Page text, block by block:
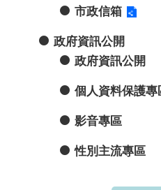
市政信箱
政府資訊公開
政府資訊公開
個人資料保護專
影音專區
性別主流專區